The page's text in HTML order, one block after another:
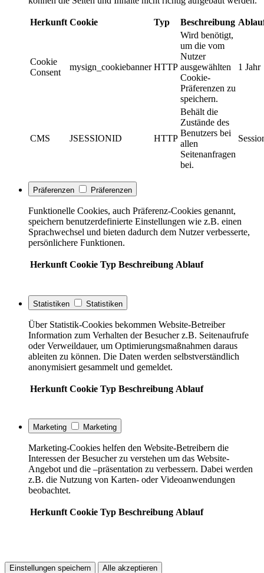
Herkunft Cookie Typ Beschreibung
Cookie
Consent
mysign_cookiebanner HTTP
Wird benötigt,
um die vom
Nutzer
ausgewählten
Cookie-
Präferenzen zu
speichern.
1 Jahr
CMS JSESSIONID HTTP
Behält die
Zustände des
Benutzers bei
allen
Seitenanfragen
bei.
Präferenzen Präferenzen
Funktionelle Cookies, auch Präferenz-Cookies genannt,
speichern benutzerdefinierte Einstellungen wie z.B. einen
Sprachwechsel und bieten dadurch dem Nutzer verbesserte,
persönlichere Funktionen.
Herkunft Cookie Typ Beschreibung Ablauf
Statistiken Statistiken
Über Statistik-Cookies bekommen Website-Betreiber
Information zum Verhalten der Besucher z.B. Seitenaufrufe
oder Verweildauer, um Optimierungsmaßnahmen daraus
ableiten zu können. Die Daten werden selbstverständlich
anonymisiert gesammelt und gemeldet.
Herkunft Cookie Typ Beschreibung Ablauf
Marketing Marketing
Marketing-Cookies helfen den Website-Betreibern die
Interessen der Besucher zu verstehen um das Website-
Angebot und die –präsentation zu verbessern. Dabei werden
z.B. die Nutzung von Karten- oder Videoanwendungen
beobachtet.
Herkunft Cookie Typ Beschreibung Ablauf
Einstellungen speichern Alle akzeptieren